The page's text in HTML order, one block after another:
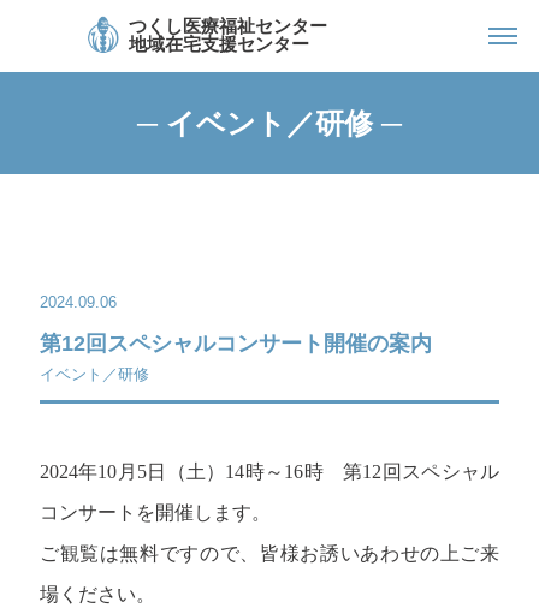
つくし医療福祉センター
地域在宅支援センター
─ イベント／研修 ─
2024.09.06
第12回スペシャルコンサート開催の案内
イベント／研修
2024年10月5日（土）14時～16時 第12回スペシャル
コンサートを開催します。
ご観覧は無料ですので、皆様お誘いあわせの上ご来
場ください。